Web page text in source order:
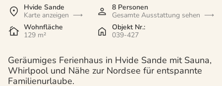
Hvide Sande
Karte anzeigen
8 Personen
Gesamte Ausstattung sehen
Wohnfläche
129 m²
Objekt Nr.:
039-427
Geräumiges Ferienhaus in Hvide Sande mit Sauna,
Whirlpool und Nähe zur Nordsee für entspannte
Familienurlaube.